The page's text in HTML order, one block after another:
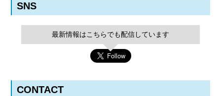
SNS
最新情報はこちらでも配信しています
CONTACT